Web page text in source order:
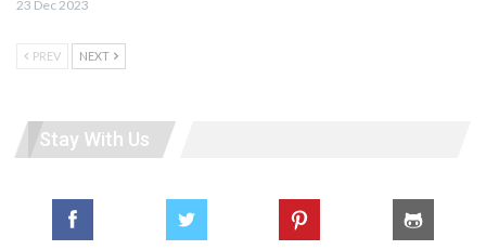
23 Dec 2023
PREV NEXT
Stay With Us